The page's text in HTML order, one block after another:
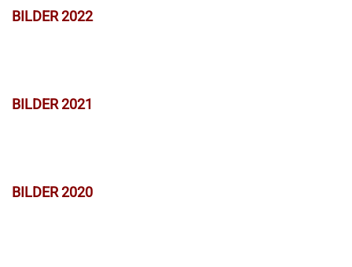
BILDER 2022
BILDER 2021
BILDER 2020